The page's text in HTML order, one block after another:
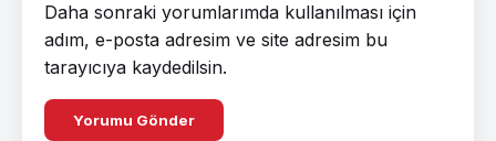
Daha sonraki yorumlarımda kullanılması için
adım, e-posta adresim ve site adresim bu
tarayıcıya kaydedilsin.